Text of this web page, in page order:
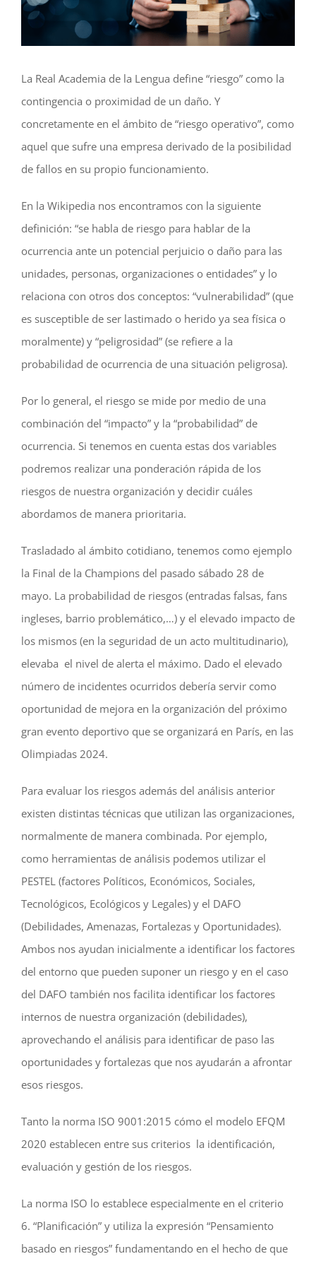
grande
La Real Academia de la Lengua define “riesgo” como la
contingencia o proximidad de un daño. Y
concretamente en el ámbito de “riesgo operativo”, como
aquel que sufre una empresa derivado de la posibilidad
de fallos en su propio funcionamiento.
En la Wikipedia nos encontramos con la siguiente
definición: “se habla de riesgo para hablar de la
ocurrencia ante un potencial perjuicio o daño para las
unidades, personas, organizaciones o entidades” y lo
relaciona con otros dos conceptos: “vulnerabilidad” (que
es susceptible de ser lastimado o herido ya sea física o
moralmente) y “peligrosidad” (se refiere a la
probabilidad de ocurrencia de una situación peligrosa).
Por lo general, el riesgo se mide por medio de una
combinación del “impacto” y la “probabilidad” de
ocurrencia. Si tenemos en cuenta estas dos variables
podremos realizar una ponderación rápida de los
riesgos de nuestra organización y decidir cuáles
abordamos de manera prioritaria.
Trasladado al ámbito cotidiano, tenemos como ejemplo
la Final de la Champions del pasado sábado 28 de
mayo. La probabilidad de riesgos (entradas falsas, fans
ingleses, barrio problemático,…) y el elevado impacto de
los mismos (en la seguridad de un acto multitudinario),
elevaba el nivel de alerta el máximo. Dado el elevado
número de incidentes ocurridos debería servir como
oportunidad de mejora en la organización del próximo
gran evento deportivo que se organizará en París, en las
Olimpiadas 2024.
Para evaluar los riesgos además del análisis anterior
existen distintas técnicas que utilizan las organizaciones,
normalmente de manera combinada. Por ejemplo,
como herramientas de análisis podemos utilizar el
PESTEL (factores Políticos, Económicos, Sociales,
Tecnológicos, Ecológicos y Legales) y el DAFO
(Debilidades, Amenazas, Fortalezas y Oportunidades).
Ambos nos ayudan inicialmente a identificar los factores
del entorno que pueden suponer un riesgo y en el caso
del DAFO también nos facilita identificar los factores
internos de nuestra organización (debilidades),
aprovechando el análisis para identificar de paso las
oportunidades y fortalezas que nos ayudarán a afrontar
esos riesgos.
Tanto la norma ISO 9001:2015 cómo el modelo EFQM
2020 establecen entre sus criterios la identificación,
evaluación y gestión de los riesgos.
La norma ISO lo establece especialmente en el criterio
6. “Planificación” y utiliza la expresión “Pensamiento
basado en riesgos” fundamentando en el hecho de que